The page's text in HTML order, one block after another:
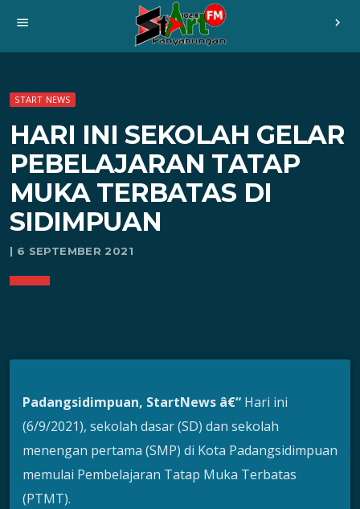
menu chevron_right
START NEWS
HARI INI SEKOLAH GELAR
PEBELAJARAN TATAP
MUKA TERBATAS DI
SIDIMPUAN
| 6 SEPTEMBER 2021
Padangsidimpuan, StartNews â€“ Hari ini
(6/9/2021), sekolah dasar (SD) dan sekolah
menengan pertama (SMP) di Kota Padangsidimpuan
memulai Pembelajaran Tatap Muka Terbatas
(PTMT).